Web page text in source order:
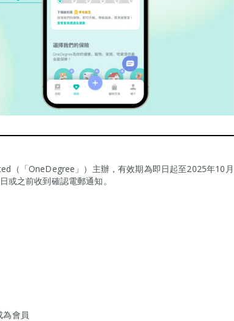
（「OneDegree」）主辦，有效期為即日起至2025年10月
之前收到確認電郵通知。
會員